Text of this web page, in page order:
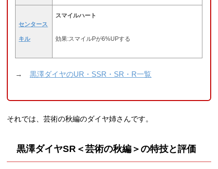
センタース
キル
スマイルハート
効果:スマイルPが6%UPする
→黒澤ダイヤのUR・SSR・SR・R一覧
それでは、芸術の秋編のダイヤ姉さんです。
黒澤ダイヤSR＜芸術の秋編＞の特技と評価